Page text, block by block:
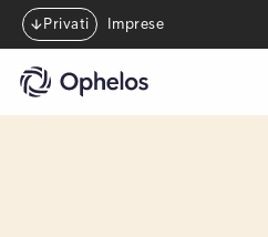
Privati Imprese